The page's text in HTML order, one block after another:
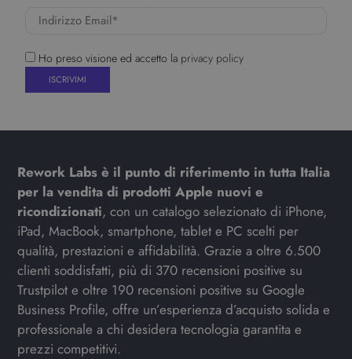
Ho preso visione ed accetto la privacy policy
Rework Labs è il punto di riferimento in tutta Italia
per la vendita di prodotti Apple nuovi e
ricondizionati, con un catalogo selezionato di iPhone,
iPad, MacBook, smartphone, tablet e PC scelti per
qualità, prestazioni e affidabilità. Grazie a oltre 6.500
clienti soddisfatti, più di 370 recensioni positive su
Trustpilot e oltre 190 recensioni positive su Google
Business Profile, offre un’esperienza d’acquisto solida e
professionale a chi desidera tecnologia garantita e
prezzi competitivi.